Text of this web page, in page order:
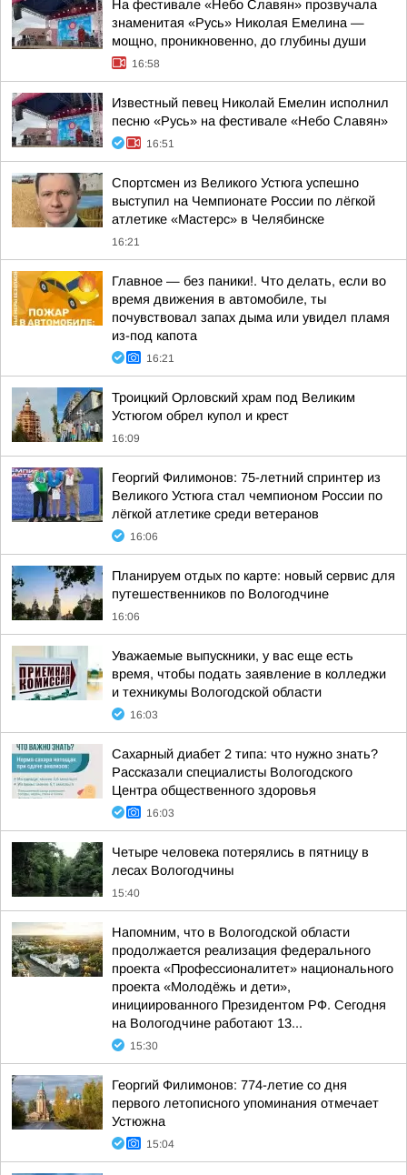
На фестивале «Небо Славян» прозвучала
знаменитая «Русь» Николая Емелина —
мощно, проникновенно, до глубины души
16:58
Известный певец Николай Емелин исполнил
песню «Русь» на фестивале «Небо Славян»
16:51
Спортсмен из Великого Устюга успешно
выступил на Чемпионате России по лёгкой
атлетике «Мастерс» в Челябинске
16:21
Главное — без паники!. Что делать, если во
время движения в автомобиле, ты
почувствовал запах дыма или увидел пламя
из-под капота
16:21
Троицкий Орловский храм под Великим
Устюгом обрел купол и крест
16:09
Георгий Филимонов: 75-летний спринтер из
Великого Устюга стал чемпионом России по
лёгкой атлетике среди ветеранов
16:06
Планируем отдых по карте: новый сервис для
путешественников по Вологодчине
16:06
Уважаемые выпускники, у вас еще есть
время, чтобы подать заявление в колледжи
и техникумы Вологодской области
16:03
Сахарный диабет 2 типа: что нужно знать?
Рассказали специалисты Вологодского
Центра общественного здоровья
16:03
Четыре человека потерялись в пятницу в
лесах Вологодчины
15:40
Напомним, что в Вологодской области
продолжается реализация федерального
проекта «Профессионалитет» национального
проекта «Молодёжь и дети»,
инициированного Президентом РФ. Сегодня
на Вологодчине работают 13...
15:30
Георгий Филимонов: 774-летие со дня
первого летописного упоминания отмечает
Устюжна
15:04